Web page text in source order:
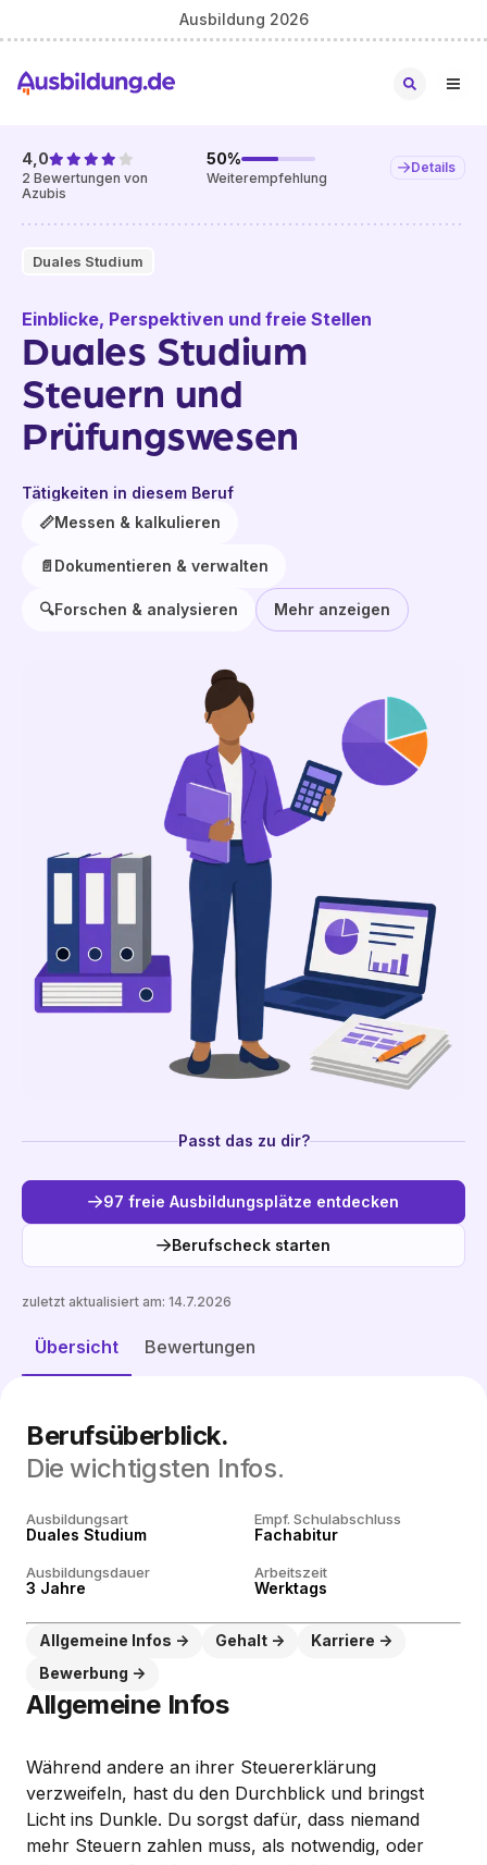
Ausbildung 2026
Duales Studium
4,0
2 Bewertungen von
Azubis
50%
Weiterempfehlung
Details
Einblicke, Perspektiven und freie Stellen
Duales Studium
Steuern und
Prüfungswesen
Tätigkeiten in diesem Beruf
📏Messen & kalkulieren
📄 Dokumentieren & verwalten
🔍Forschen & analysieren Mehr anzeigen
Passt das zu dir?
97 freie Ausbildungsplätze entdecken
Berufscheck starten
Übersicht Bewertungen
zuletzt aktualisiert am: 14.7.2026
Berufsüberblick.
Die wichtigsten Infos.
Ausbildungsart
Duales Studium
Empf. Schulabschluss
Fachabitur
Ausbildungsdauer
3 Jahre
Arbeitszeit
Werktags
Allgemeine Infos Gehalt
Karriere
Bewerbung
Allgemeine Infos
Während andere an ihrer Steuererklärung
verzweifeln, hast du den Durchblick und bringst
Licht ins Dunkle. Du sorgst dafür, dass niemand
mehr Steuern zahlen muss, als notwendig, oder